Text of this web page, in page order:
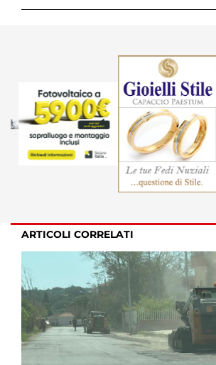
ARTICOLI CORRELATI